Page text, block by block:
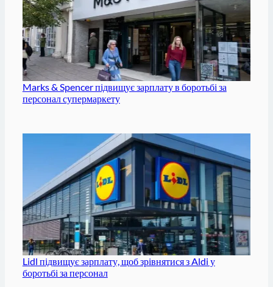
Marks & Spencer підвищує зарплату в боротьбі за
персонал супермаркету
Lidl підвищує зарплату, щоб зрівнятися з Aldi у
боротьбі за персонал